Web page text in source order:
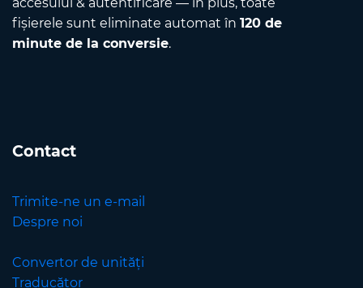
fișierele sunt eliminate automat în 120 de
minute de la conversie.
Contact
Trimite-ne un e-mail
Despre noi
Convertor de unități
Traducător